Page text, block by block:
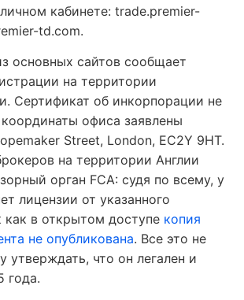
кабинете: trade.premier-
td.com.
основных сайтов сообщает
на территории
Сертификат об инкорпорации не
офиса заявлены
Street, London, EC2Y 9HT.
на территории Англии
орган FCA: судя по всему, у
лицензии от указанного
как в открытом доступе копия
не опубликована. Все это не
утверждать, что он легален и
года.